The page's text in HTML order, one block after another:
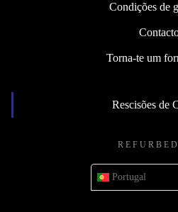
Condições de
Torna-te um
Rescisões de
Portugal